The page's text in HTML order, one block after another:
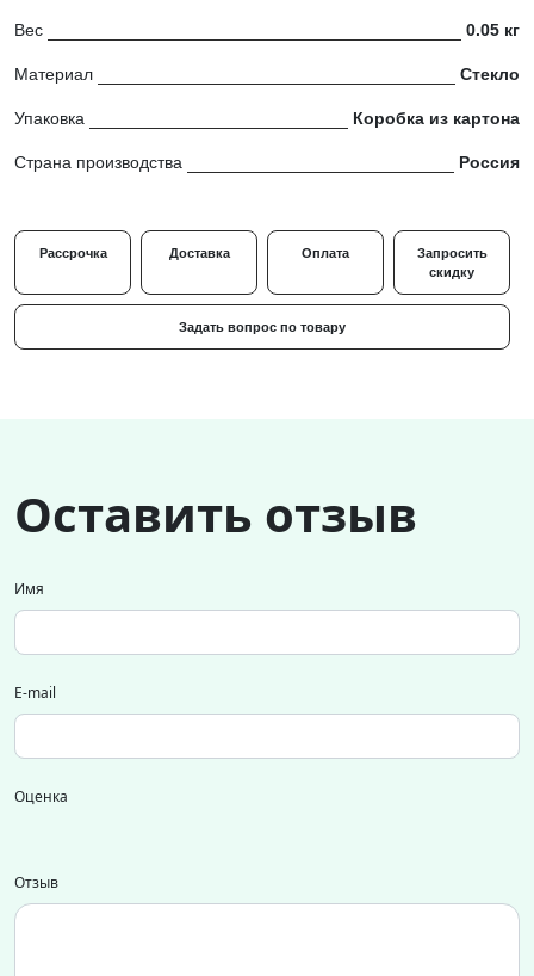
Вес 0.05 кг
Материал Стекло
Упаковка Коробка из картона
Страна производства Россия
Рассрочка Доставка Оплата
Запросить
скидку
Задать вопрос по товару
Оставить отзыв
Имя
E-mail
Оценка
Отзыв